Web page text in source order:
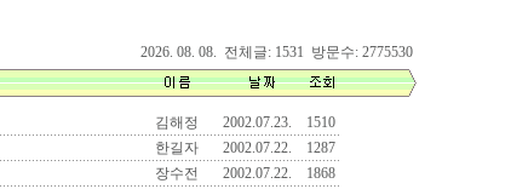
2026. 08. 08. 전체글: 1531 방문수: 2775530
김해정 2002.07.23.
1510
한길자 2002.07.22.
1287
장수전 2002.07.22.
1868